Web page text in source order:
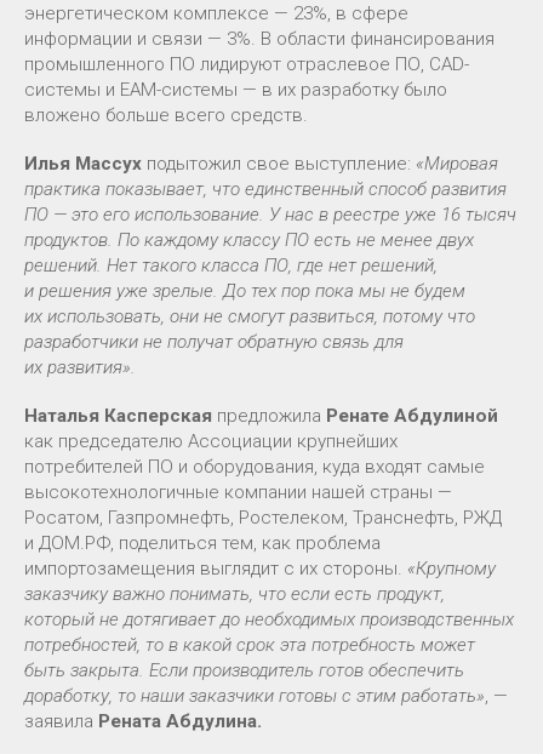
энергетическом комплексе — 23%, в сфере
информации и связи — 3%. В области финансирования
промышленного ПО лидируют отраслевое ПО, CAD-
системы и EAM-системы — в их разработку было
вложено больше всего средств.
Илья Массух подытожил свое выступление: «Мировая
практика показывает, что единственный способ развития
ПО — это его использование. У нас в реестре уже 16 тысяч
продуктов. По каждому классу ПО есть не менее двух
решений. Нет такого класса ПО, где нет решений,
и решения уже зрелые. До тех пор пока мы не будем
их использовать, они не смогут развиться, потому что
разработчики не получат обратную связь для
их развития».
Наталья Касперская предложила Ренате Абдулиной
как председателю Ассоциации крупнейших
потребителей ПО и оборудования, куда входят самые
высокотехнологичные компании нашей страны —
Росатом, Газпромнефть, Ростелеком, Транснефть, РЖД
и ДОМ.РФ, поделиться тем, как проблема
импортозамещения выглядит с их стороны. «Крупному
заказчику важно понимать, что если есть продукт,
который не дотягивает до необходимых производственных
потребностей, то в какой срок эта потребность может
быть закрыта. Если производитель готов обеспечить
доработку, то наши заказчики готовы с этим работать», —
заявила Рената Абдулина.